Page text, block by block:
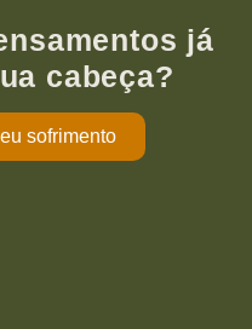
já
cabeça?
sofrimento